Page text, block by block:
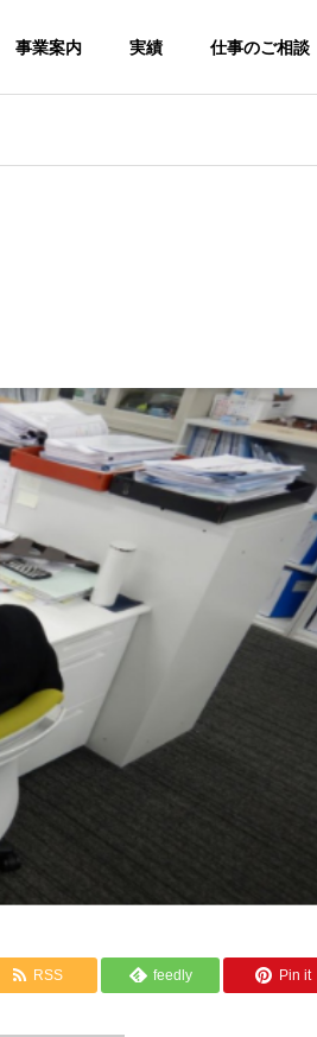
事業案内 実績 仕事のご相談
RSS feedly Pin it